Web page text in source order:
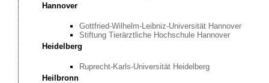
Hannover
Gottfried-Wilhelm-Leibniz-Universität Hannover
Stiftung Tierärztliche Hochschule Hannover
Heidelberg
Ruprecht-Karls-Universität Heidelberg
Heilbronn